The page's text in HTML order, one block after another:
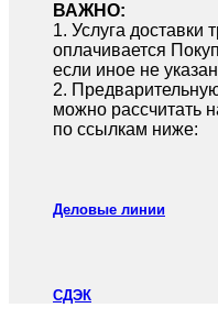
ВАЖНО:
1.⁠ ⁠Услуга доставки
оплачивается
если иное не
2.⁠
можно рассчитать
по ссылкам ниже:
Деловые линии
СДЭК